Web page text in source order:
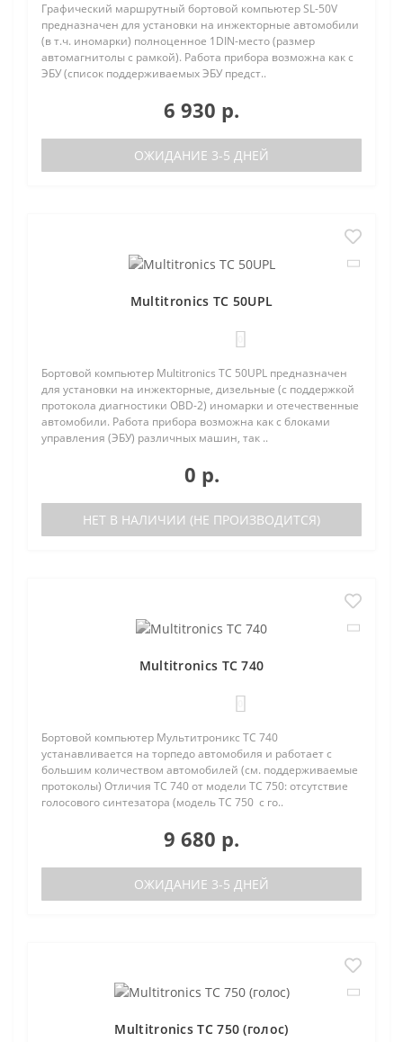
Графический маршрутный бортовой компьютер SL-50V
предназначен для установки на инжекторные автомобили
(в т.ч. иномарки) полноценное 1DIN-место (размер
автомагнитолы с рамкой). Работа прибора возможна как с
ЭБУ (список поддерживаемых ЭБУ предст..
6 930 р.
ОЖИДАНИЕ 3-5 ДНЕЙ
Multitronics TC 50UPL
Бортовой компьютер Multitronics TC 50UPL предназначен
для установки на инжекторные, дизельные (с поддержкой
протокола диагностики OBD-2) иномарки и отечественные
автомобили. Работа прибора возможна как с блоками
управления (ЭБУ) различных машин, так ..
0 р.
НЕТ В НАЛИЧИИ (НЕ ПРОИЗВОДИТСЯ)
Multitronics TC 740
Бортовой компьютер Мультитроникс TC 740
устанавливается на торпедо автомобиля и работает с
большим количеством автомобилей (см. поддерживаемые
протоколы) Отличия TC 740 от модели TC 750: отсутствие
голосового синтезатора (модель TC 750 с го..
9 680 р.
ОЖИДАНИЕ 3-5 ДНЕЙ
Multitronics TC 750 (голос)